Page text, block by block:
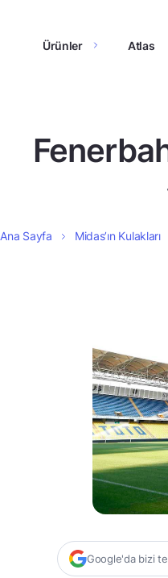
Ürünler Atlas
Ana Sayfa Midas’ın Kulakları
Google'da bizi